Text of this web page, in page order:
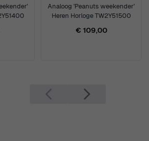
Analoog 'Peanuts weekender'
Heren Horloge TW2Y51500
€ 109,00